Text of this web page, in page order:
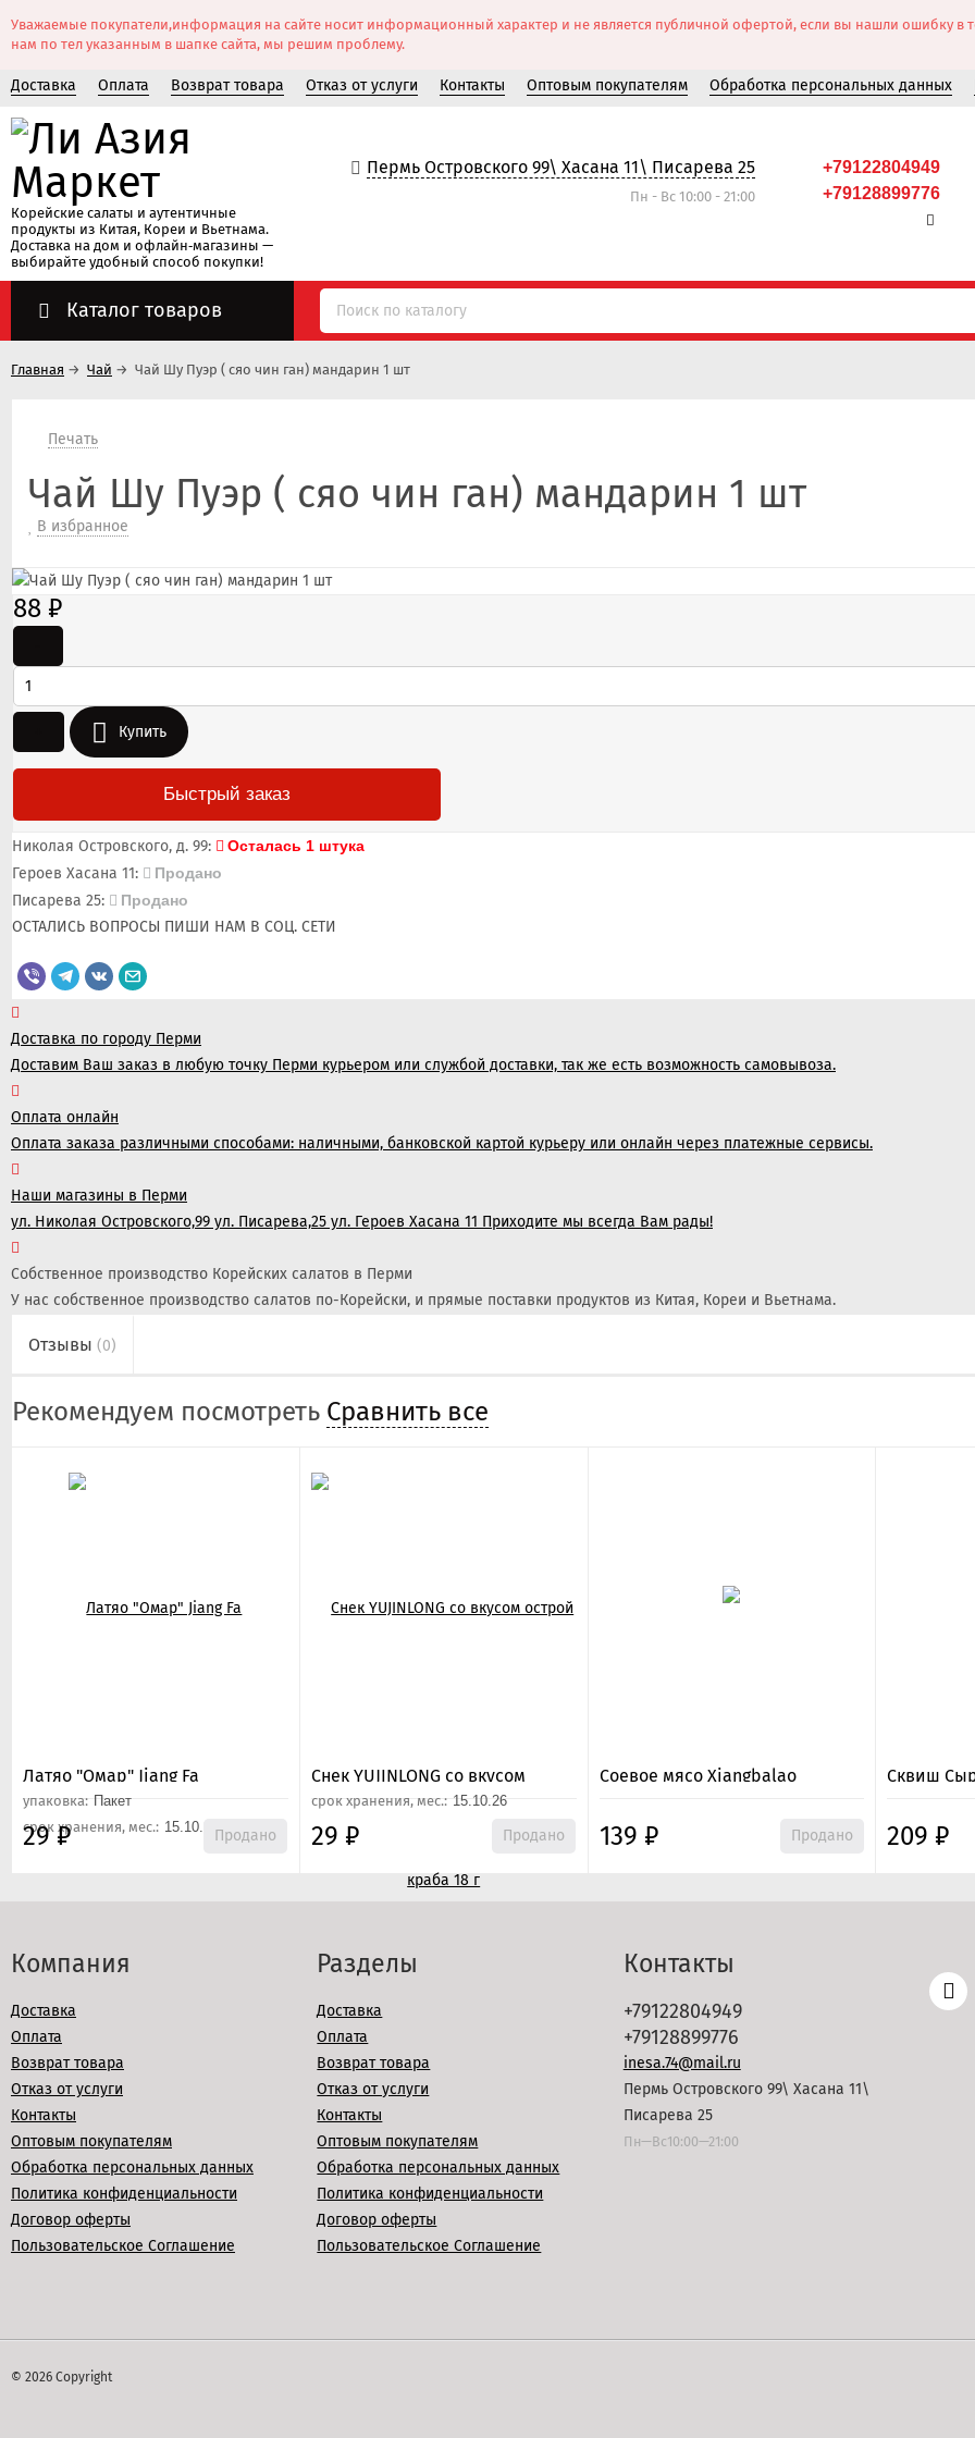
Уважаемые покупатели,информация на сайте носит информационный характер и не является публичной офертой, если вы нашли ошибку в
нам по тел указанным в шапке сайта, мы решим проблему.
Доставка Оплата Возврат товара Отказ от услуги Контакты Оптовым покупателям Обработка персональных данных
Корейские салаты и аутентичные
продукты из Китая, Кореи и Вьетнама.
Доставка на дом и офлайн‑магазины —
выбирайте удобный способ покупки!
Пермь Островского 99\ Хасана 11\ Писарева 25
Пн - Вс 10:00 - 21:00
+79122804949
+79128899776
Каталог товаров
Главная → Чай → Чай Шу Пуэр ( сяо чин ган) мандарин 1 шт
Печать
Чай Шу Пуэр ( сяо чин ган) мандарин 1 шт
В избранное
88 ₽
Купить
Быстрый заказ
Николая Островского, д. 99: Осталась 1 штука
Героев Хасана 11: Продано
Писарева 25: Продано
ОСТАЛИСЬ ВОПРОСЫ ПИШИ НАМ В СОЦ. СЕТИ
Доставка по городу Перми
Доставим Ваш заказ в любую точку Перми курьером или службой доставки, так же есть возможность самовывоза.
Оплата онлайн
Оплата заказа различными способами: наличными, банковской картой курьеру или онлайн через платежные сервисы.
Наши магазины в Перми
ул. Николая Островского,99 ул. Писарева,25 ул. Героев Хасана 11 Приходите мы всегда Вам рады!
Собственное производство Корейских салатов в Перми
У нас собственное производство салатов по-Корейски, и прямые поставки продуктов из Китая, Кореи и Вьетнама.
Отзывы (0)
Рекомендуем посмотреть Сравнить все
Латяо "Омар" Jiang Fa
упаковка: Пакет
срок хранения, мес.: 15.10.26
29₽ Продано
Снек YUJINLONG со вкусом
острой краба 18 г
срок хранения, мес.: 15.10.26
29 ₽ Продано
Соевое мясо Xiangbalao
139 ₽ Продано
Сквиш
209 ₽
Компания
Доставка
Оплата
Возврат товара
Отказ от услуги
Контакты
Оптовым покупателям
Обработка персональных данных
Политика конфиденциальности
Договор оферты
Пользовательское Соглашение
Разделы
Доставка
Оплата
Возврат товара
Отказ от услуги
Контакты
Оптовым покупателям
Обработка персональных данных
Политика конфиденциальности
Договор оферты
Пользовательское Соглашение
Контакты
+79122804949
+79128899776
inesa.74@mail.ru
Пермь Островского 99\ Хасана 11\
Писарева 25
Пн—Вс10:00—21:00
© 2026 Copyright